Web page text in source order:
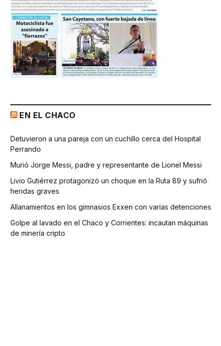
EN EL CHACO
Detuvieron a una pareja con un cuchillo cerca del Hospital
Perrando
Murió Jorge Messi, padre y representante de Lionel Messi
Livio Gutiérrez protagonizó un choque en la Ruta 89 y sufrió
heridas graves
Allanamientos en los gimnasios Exxen con varias detenciones
Golpe al lavado en el Chaco y Corrientes: incautan máquinas
de minería cripto